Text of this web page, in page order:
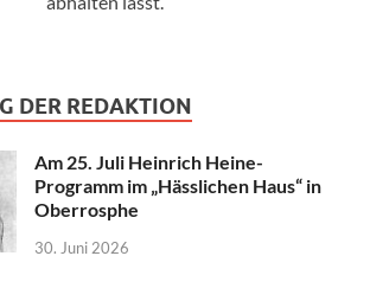
DER REDAKTION
Am 25. Juli Heinrich Heine-
Programm im „Hässlichen Haus“ in
Oberrosphe
30. Juni 2026